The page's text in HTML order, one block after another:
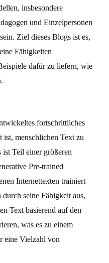
insbesondere
und Einzelpersonen
Ziel dieses Blogs ist es,
Fähigkeiten
dafür zu liefern, wie
fortschrittliches
menschlichen Text zu
ist Teil einer größeren
Pre-trained
Internettexten trainiert
seine Fähigkeit aus,
Text basierend auf den
was es zu einem
eine Vielzahl von